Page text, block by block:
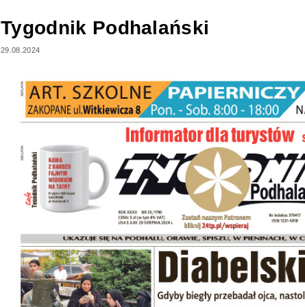
Tygodnik Podhalański
29.08.2024